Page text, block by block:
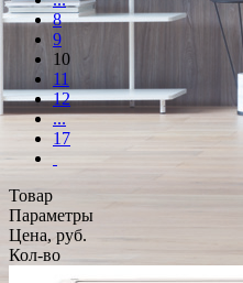
8
9
10
11
12
...
17
Товар
Параметры
Цена, руб.
Кол-во